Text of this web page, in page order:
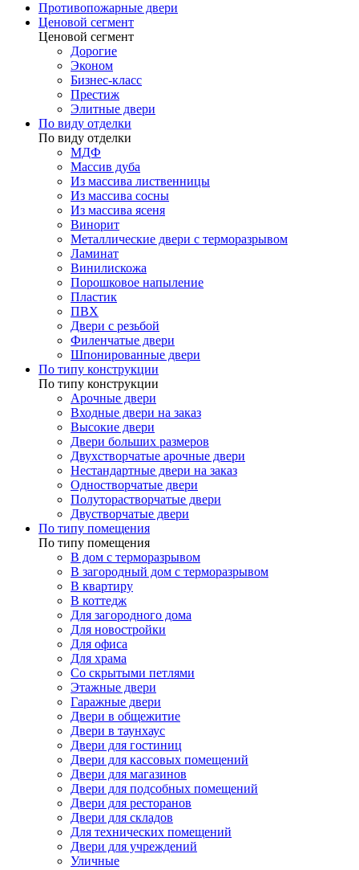
Противопожарные двери
Ценовой сегмент
Ценовой сегмент
Дорогие
Эконом
Бизнес-класс
Престиж
Элитные двери
По виду отделки
По виду отделки
МДФ
Массив дуба
Из массива лиственницы
Из массива сосны
Из массива ясеня
Винорит
Металлические двери с терморазрывом
Ламинат
Винилискожа
Порошковое напыление
Пластик
ПВХ
Двери с резьбой
Филенчатые двери
Шпонированные двери
По типу конструкции
По типу конструкции
Арочные двери
Входные двери на заказ
Высокие двери
Двери больших размеров
Двухстворчатые арочные двери
Нестандартные двери на заказ
Одностворчатые двери
Полуторастворчатые двери
Двустворчатые двери
По типу помещения
По типу помещения
В дом с терморазрывом
В загородный дом с терморазрывом
В квартиру
В коттедж
Для загородного дома
Для новостройки
Для офиса
Для храма
Со скрытыми петлями
Этажные двери
Гаражные двери
Двери в общежитие
Двери в таунхаус
Двери для гостиниц
Двери для кассовых помещений
Двери для магазинов
Двери для подсобных помещений
Двери для ресторанов
Двери для складов
Для технических помещений
Двери для учреждений
Уличные